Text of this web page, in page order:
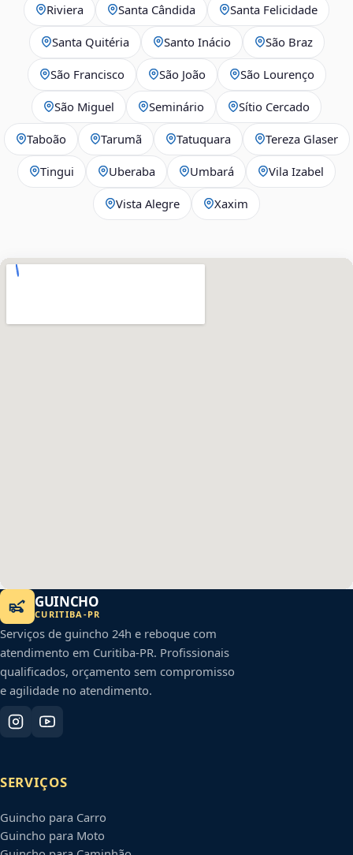
Riviera Santa Cândida Santa Felicidade
Santa Quitéria Santo Inácio São Braz
São Francisco São João São Lourenço
São Miguel Seminário Sítio Cercado
Taboão Tarumã Tatuquara Tereza Glaser
Tingui Uberaba Umbará Vila Izabel
Vista Alegre Xaxim
GUINCHO
CURITIBA -PR
Serviços de guincho 24h e reboque com
atendimento em Curitiba-PR. Profissionais
qualificados, orçamento sem compromisso
e agilidade no atendimento.
SERVIÇOS
Guincho para Carro
Guincho para Moto